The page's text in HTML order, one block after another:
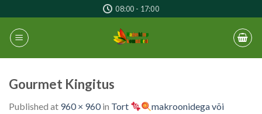
to
content
08:00 - 17:00
Gourmet Kingitus
Published at 960 × 960in Tort
makroonidega või